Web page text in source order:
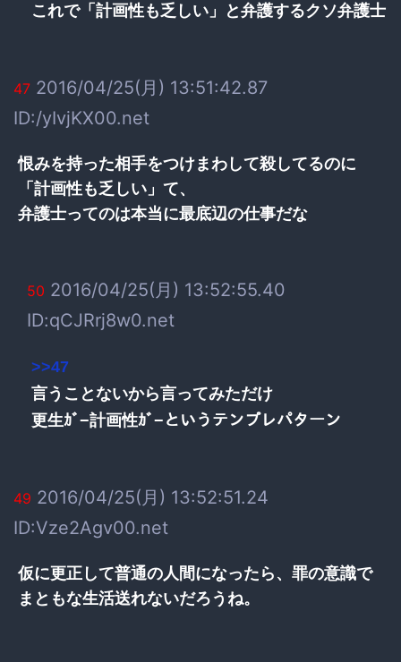
これで「計画性も乏しい」と弁護するクソ弁護士
47 2016/04/25(月) 13:51:42.87
ID:/yIvjKX00.net
恨みを持った相手をつけまわして殺してるのに
「計画性も乏しい」て、
弁護士ってのは本当に最底辺の仕事だな
50 2016/04/25(月) 13:52:55.40
ID:qCJRrj8w0.net
>>47
言うことないから言ってみただけ
更生ｶﾞ−計画性ｶﾞ−というテンプレパターン
49 2016/04/25(月) 13:52:51.24
ID:Vze2Agv00.net
仮に更正して普通の人間になったら、罪の意識で
まともな生活送れないだろうね。